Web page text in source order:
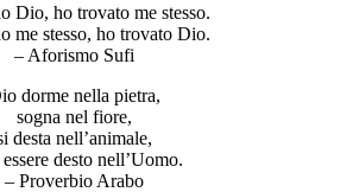
Dio, ho trovato me stesso.
me stesso, ho trovato Dio.
– Aforismo Sufi
dorme nella pietra,
sogna nel fiore,
desta nell’animale,
desto nell’Uomo.
– Proverbio Arabo